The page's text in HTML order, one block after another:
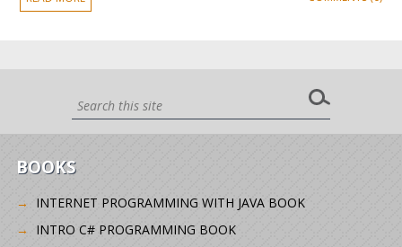
BOOKS
INTERNET PROGRAMMING WITH JAVA BOOK
INTRO C# PROGRAMMING BOOK